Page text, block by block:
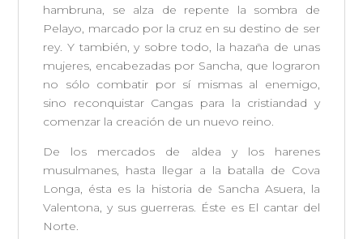
hambruna, se alza de repente la sombra de
Pelayo, marcado por la cruz en su destino de ser
rey. Y también, y sobre todo, la hazaña de unas
mujeres, encabezadas por Sancha, que lograron
no sólo combatir por sí mismas al enemigo,
sino reconquistar Cangas para la cristiandad y
comenzar la creación de un nuevo reino.
De los mercados de aldea y los harenes
musulmanes, hasta llegar a la batalla de Cova
Longa, ésta es la historia de Sancha Asuera, la
Valentona, y sus guerreras. Éste es El cantar del
Norte.